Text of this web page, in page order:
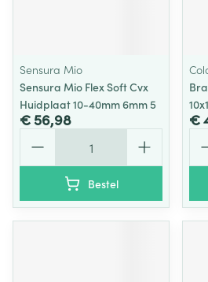
Sensura Mio
Sensura Mio Flex Soft Cvx
Huidplaat 10-40mm 6mm 5
€ 56,98
Bestel
€